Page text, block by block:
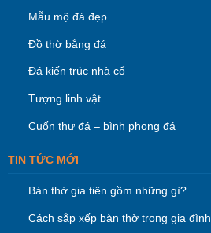
Mẫu mộ đá đẹp
Đồ thờ bằng đá
Đá kiến trúc nhà cổ
Tượng linh vật
Cuốn thư đá – bình phong đá
TIN TỨC MỚI
Bàn thờ gia tiên gồm những gì?
Cách sắp xếp bàn thờ trong gia đình